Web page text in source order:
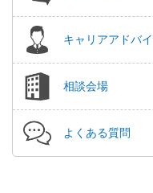
キャリアアドバ
相談会場
よくある質問